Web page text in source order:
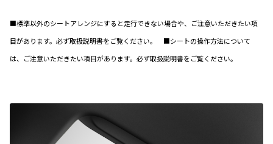
■標準以外のシートアレンジにすると走行できない場合や、ご注意いただきたい項
目があります。必ず取扱説明書をご覧ください。 ■シートの操作方法について
は、ご注意いただきたい項目があります。必ず取扱説明書をご覧ください。